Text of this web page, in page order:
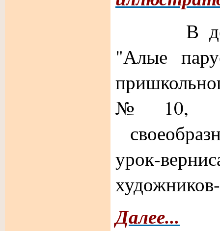
В
"Алые
№10,
урок-
Далее...